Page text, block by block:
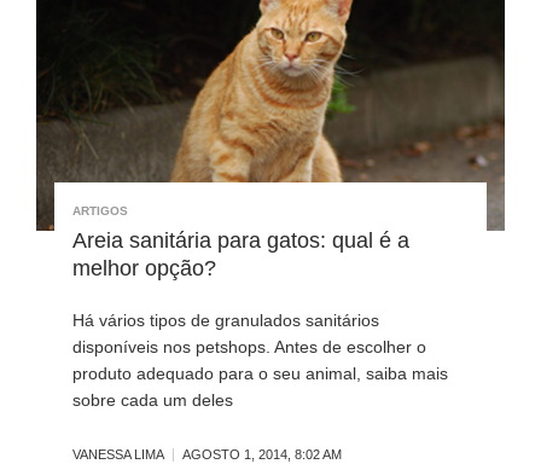
ARTIGOS
Areia sanitária para gatos: qual é a
melhor opção?
Há vários tipos de granulados sanitários
disponíveis nos petshops. Antes de escolher o
produto adequado para o seu animal, saiba mais
sobre cada um deles
VANESSA LIMA AGOSTO 1, 2014, 8:02 AM